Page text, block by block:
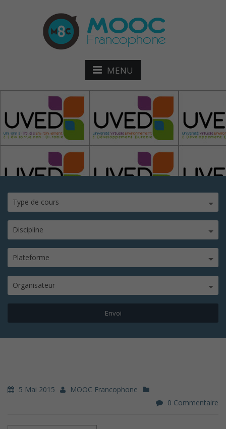
MENU
UVED
Type de cours
Discipline
Plateforme
Organisateur
5 Mai 2015
MOOC Francophone
0 Commentaire